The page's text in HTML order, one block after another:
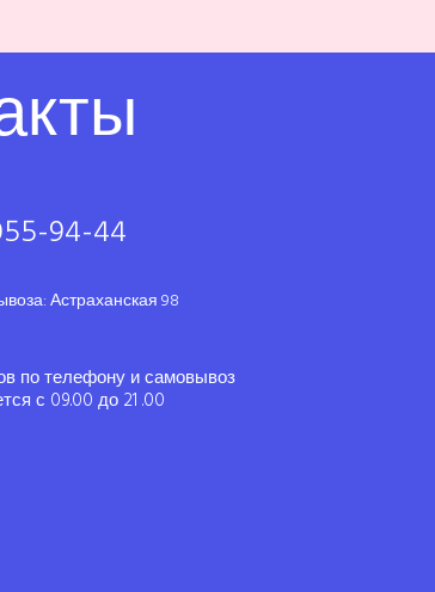
Астраханская 98
94-44
по телефону и самовывоз
с 09.00 до 21 .00